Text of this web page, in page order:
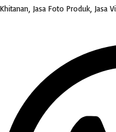
Khitanan, Jasa Foto Produk, Jasa